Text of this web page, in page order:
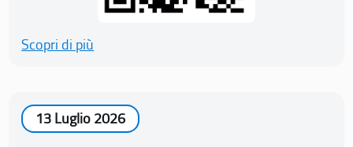
Scopri di più
13 Luglio 2026